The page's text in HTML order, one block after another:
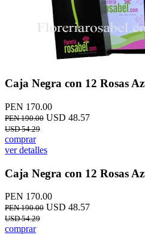
Caja Negra con 12 Rosas
PEN 170.00
PEN 190.00 USD 48.57
USD 54.29
comprar
ver detalles
Caja Negra con 12 Rosas
PEN 170.00
PEN 190.00 USD 48.57
USD 54.29
comprar